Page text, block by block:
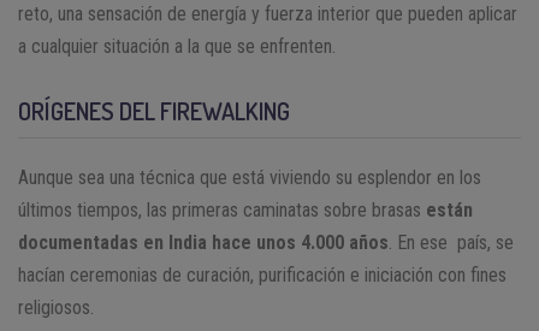
reto, una sensación de energía y fuerza interior que pueden aplicar
a cualquier situación a la que se enfrenten.
ORÍGENES DEL FIREWALKING
Aunque sea una técnica que está viviendo su esplendor en los
últimos tiempos, las primeras caminatas sobre brasas están
documentadas en India hace unos 4.000 años . En ese país, se
hacían ceremonias de curación, purificación e iniciación con fines
religiosos.